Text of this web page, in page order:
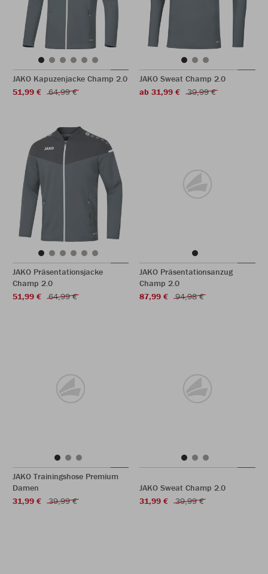
JAKO Kapuzenjacke Champ 2.0
51,99 €
64,99 €
JAKO Sweat Champ 2.0
ab 31,99 €
39,99 €
JAKO Präsentationsjacke
Champ 2.0
51,99 €
64,99 €
JAKO Präsentationsanzug
Champ 2.0
87,99 €
94,98 €
JAKO Trainingshose Premium
Damen
31,99 €
39,99 €
JAKO Sweat Champ 2.0
31,99 €
39,99 €